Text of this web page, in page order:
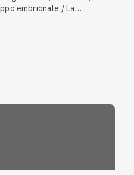
embrionale / La